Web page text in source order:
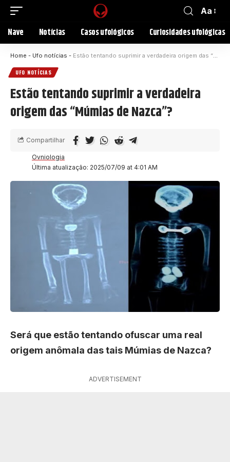
Aa
Nave Notícias Casos ufológicos Curiosidades ufológicas
Home - Ufo notícias - Estão tentando suprimir a verdadeira origem das “Múmias de Nazca”?
UFO NOTÍCIAS
Estão tentando suprimir a verdadeira
origem das “Múmias de Nazca”?
Última atualização: 2025/07/09 at 4:01 AM
Ovniologia
Compartilhar
Será que estão tentando ofuscar uma real
origem anômala das tais Múmias de Nazca?
ADVERTISEMENT